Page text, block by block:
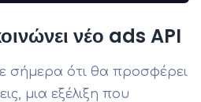
νέο ads API
σήμερα ότι θα προσφέρει
μια εξέλιξη που